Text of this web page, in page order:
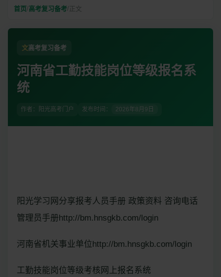
首页/高考复习备考/ 正文
文高考复习备考
河南省工勤技能岗位等级报名系
统
作者：阳光高考门户 发布时间： 2026年8月9日
阳光学习网分享报考人员手册 政策资料 咨询电话
管理员手册http://bm.hnsgkb.com/login
河南省机关事业单位http://bm.hnsgkb.com/login
工勤技能岗位等级考核网上报名系统